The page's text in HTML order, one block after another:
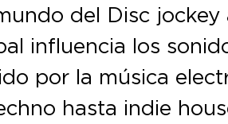
del Disc
influencia los
por la música
hasta indie